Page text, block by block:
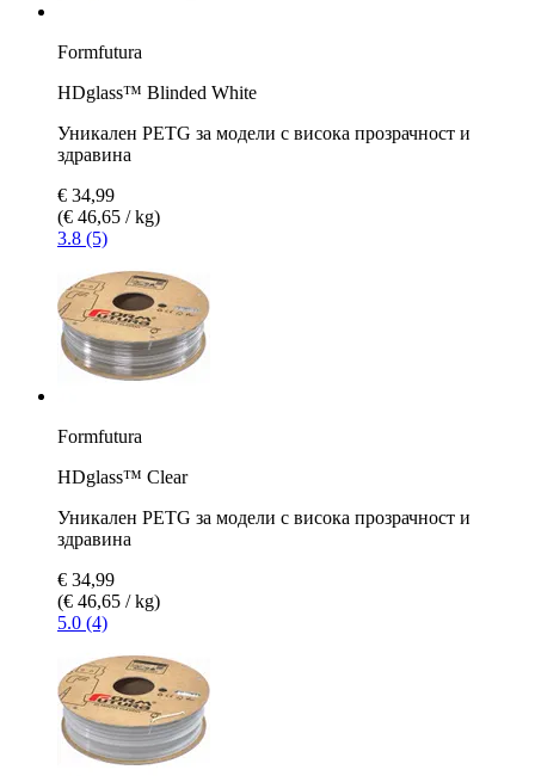
Formfutura
HDglass™ Blinded White
Уникален PETG за модели с висока прозрачност и
здравина
€ 34,99
(€ 46,65 / kg)
3.8 (5)
Formfutura
HDglass™ Clear
Уникален PETG за модели с висока прозрачност и
здравина
€ 34,99
(€ 46,65 / kg)
5.0 (4)